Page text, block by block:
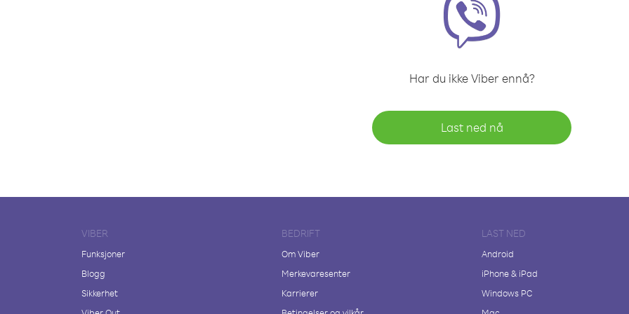
Har du ikke Viber ennå?
Last ned nå
VIBER
Funksjoner
Blogg
Sikkerhet
BEDRIFT
Om Viber
Merkevaresenter
Karrierer
LAST NED
Android
iPhone & iPad
Windows PC